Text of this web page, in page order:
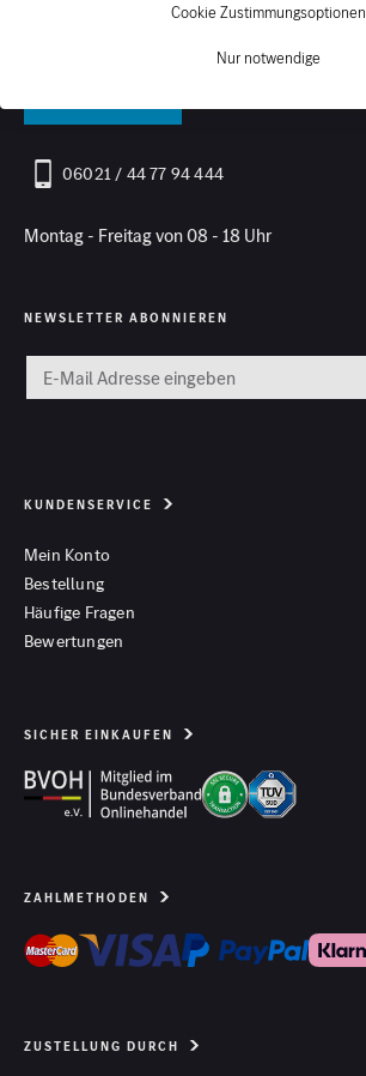
06021 / 44 77 94 444
Montag - Freitag von 08 - 18 Uhr
NEWSLETTER ABONNIEREN
KUNDENSERVICE
Mein Konto
Bestellung
Häufige Fragen
Bewertungen
SICHER EINKAUFEN
ZAHLMETHODEN
ZUSTELLUNG DURCH
Cookie Zustimmungsoptionen
Nur notwendige